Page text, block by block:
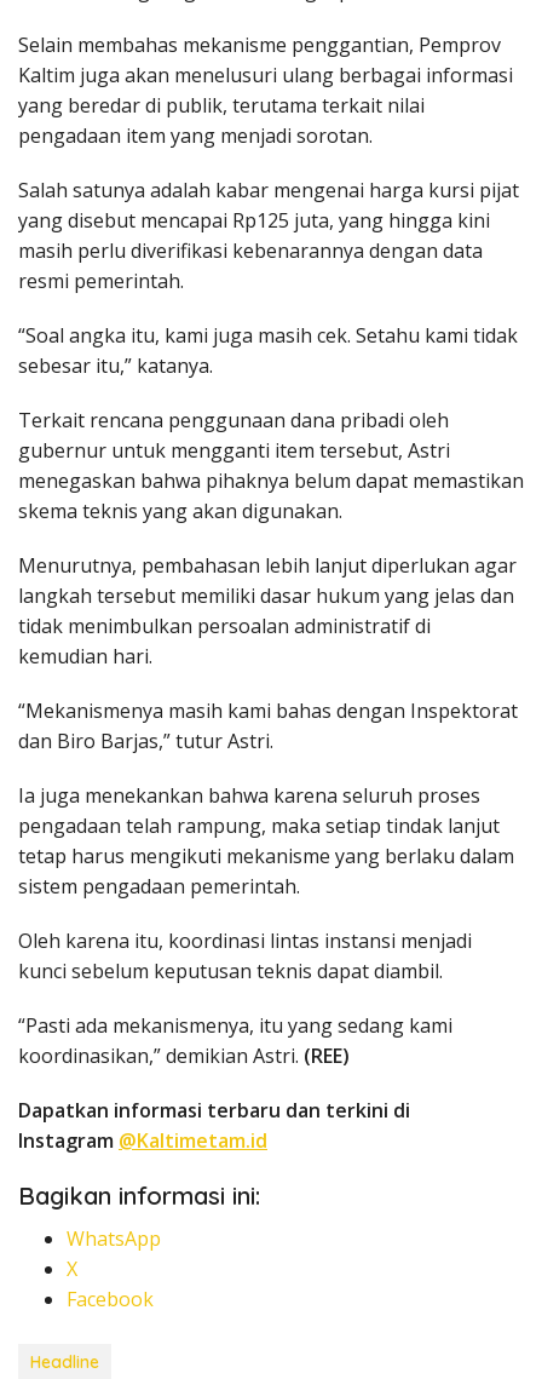
Selain membahas mekanisme penggantian, Pemprov
Kaltim juga akan menelusuri ulang berbagai informasi
yang beredar di publik, terutama terkait nilai
pengadaan item yang menjadi sorotan.
Salah satunya adalah kabar mengenai harga kursi pijat
yang disebut mencapai Rp125 juta, yang hingga kini
masih perlu diverifikasi kebenarannya dengan data
resmi pemerintah.
“Soal angka itu, kami juga masih cek. Setahu kami tidak
sebesar itu,” katanya.
Terkait rencana penggunaan dana pribadi oleh
gubernur untuk mengganti item tersebut, Astri
menegaskan bahwa pihaknya belum dapat memastikan
skema teknis yang akan digunakan.
Menurutnya, pembahasan lebih lanjut diperlukan agar
langkah tersebut memiliki dasar hukum yang jelas dan
tidak menimbulkan persoalan administratif di
kemudian hari.
“Mekanismenya masih kami bahas dengan Inspektorat
dan Biro Barjas,” tutur Astri.
Ia juga menekankan bahwa karena seluruh proses
pengadaan telah rampung, maka setiap tindak lanjut
tetap harus mengikuti mekanisme yang berlaku dalam
sistem pengadaan pemerintah.
Oleh karena itu, koordinasi lintas instansi menjadi
kunci sebelum keputusan teknis dapat diambil.
“Pasti ada mekanismenya, itu yang sedang kami
koordinasikan,” demikian Astri. (REE)
Dapatkan informasi terbaru dan terkini di
Instagram @Kaltimetam.id
Bagikan informasi ini:
WhatsApp
X
Facebook
Headline